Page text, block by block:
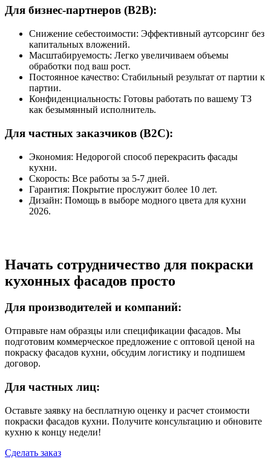
Для бизнес-партнеров (B2B):
Снижение себестоимости: Эффективный аутсорсинг без
капитальных вложений.
Масштабируемость: Легко увеличиваем объемы
обработки под ваш рост.
Постоянное качество: Стабильный результат от партии к
партии.
Конфиденциальность: Готовы работать по вашему ТЗ
как безымянный исполнитель.
Для частных заказчиков (B2C):
Экономия: Недорогой способ перекрасить фасады
кухни.
Скорость: Все работы за 5-7 дней.
Гарантия: Покрытие прослужит более 10 лет.
Дизайн: Помощь в выборе модного цвета для кухни
2026.
Начать сотрудничество для покраски
кухонных фасадов просто
Для производителей и компаний:
Отправьте нам образцы или спецификации фасадов. Мы
подготовим коммерческое предложение с оптовой ценой на
покраску фасадов кухни, обсудим логистику и подпишем
договор.
Для частных лиц:
Оставьте заявку на бесплатную оценку и расчет стоимости
покраски фасадов кухни. Получите консультацию и обновите
кухню к концу недели!
Сделать заказ